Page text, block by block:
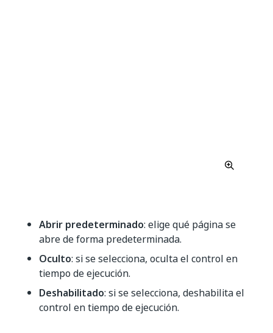
Abrir predeterminado: elige qué página se
abre de forma predeterminada.
Oculto: si se selecciona, oculta el control en
tiempo de ejecución.
Deshabilitado: si se selecciona, deshabilita el
control en tiempo de ejecución.